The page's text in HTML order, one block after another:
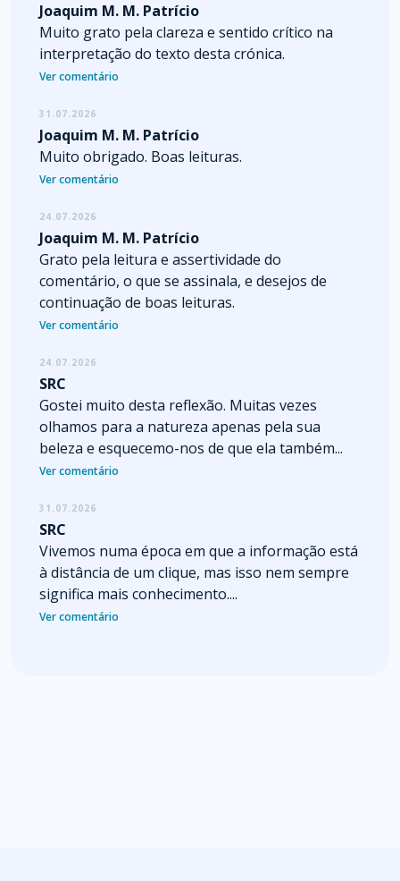
Joaquim M. M. Patrício
Muito grato pela clareza e sentido crítico na
interpretação do texto desta crónica.
Ver comentário
31.07.2026
Joaquim M. M. Patrício
Muito obrigado. Boas leituras.
Ver comentário
24.07.2026
Joaquim M. M. Patrício
Grato pela leitura e assertividade do
comentário, o que se assinala, e desejos de
continuação de boas leituras.
Ver comentário
24.07.2026
SRC
Gostei muito desta reflexão. Muitas vezes
olhamos para a natureza apenas pela sua
beleza e esquecemo-nos de que ela também...
Ver comentário
31.07.2026
SRC
Vivemos numa época em que a informação está
à distância de um clique, mas isso nem sempre
significa mais conhecimento....
Ver comentário